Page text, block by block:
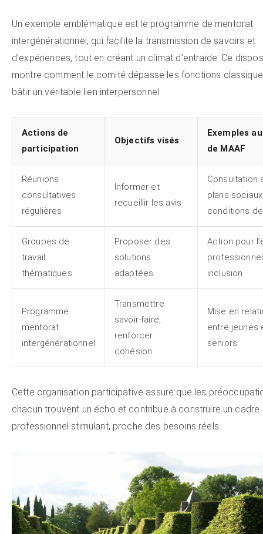
Un exemple emblématique est le programme de mentorat
intergénérationnel, qui facilite la transmission de savoirs et
d’expériences, tout en créant un climat d’entraide. Ce
montre comment le comité dépasse les fonctions
bâtir un véritable lien interpersonnel.
Actions de
participation
Objectifs visés
Exemples
de MAAF
Réunions
consultatives
régulières
Informer et
recueillir les avis
Consultation
plans
conditions
Groupes de
travail
thématiques
Proposer des
solutions
adaptées
Action pour
inclusion
Programme
mentorat
intergénérationnel
Transmettre
savoir-faire,
renforcer
cohésion
Mise en
entre jeunes
seniors
Cette organisation participative assure que les
chacun trouvent un écho et contribue à construire un cadre
professionnel stimulant, proche des besoins réels.